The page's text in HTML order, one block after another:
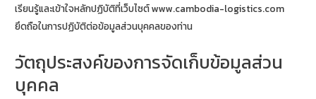
เรียนรู้และเข้าใจหลักปฏิบัติที่เว็บไซต์ www.cambodia-logistics.com
ยึดถือในการปฏิบัติต่อข้อมูลส่วนบุคคลของท่าน
วัตถุประสงค์ของการจัดเก็บข้อมูลส่วน
บุคคล